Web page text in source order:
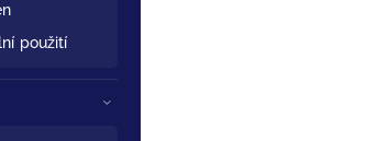
použití